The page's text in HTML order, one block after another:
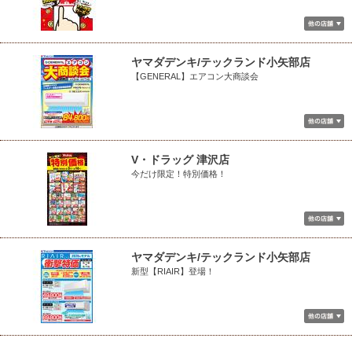
ヤマダデンキ/テックランド小矢部店
【GENERAL】エアコン大商談会
V・ドラッグ 津沢店
今だけ限定！特別価格！
ヤマダデンキ/テックランド小矢部店
新型【RIAIR】登場！